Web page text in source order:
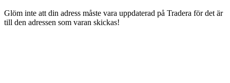
Glöm inte att din adress måste vara uppdaterad på Tradera för det är
till den adressen som varan skickas!